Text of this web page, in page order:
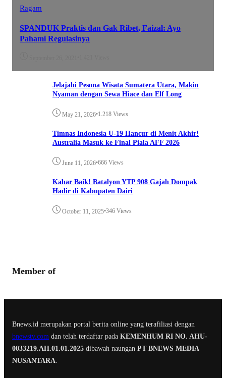
Ragam
SPANDUK Praktis dan Gak Ribet, Faizal: Ayo
Pahami Regulasinya
Jelajahi Pesona Wisata Sumatera Utara, Makin
Nyaman dengan Sewa Hiace dan Elf Long
May 21, 2026•1.218 Views
Timnas Indonesia U-19 Hancur di Menit Akhir!
Australia Masuk ke Final Piala AFF 2026
June 11, 2026•666 Views
Kabar Baik! Batalyon YTP 908 Gajah Dompak
Hadir di Kabupaten Dairi
October 11, 2025•346 Views
Member of
Bnews.id merupakan portal berita online yang terafiliasi dengan
bnewstv.com dan telah terdaftar pada KEMENHUM RI NO. AHU-
0033219.AH.01.01.2025 dibawah naungan PT BNEWS MEDIA
NUSANTARA.